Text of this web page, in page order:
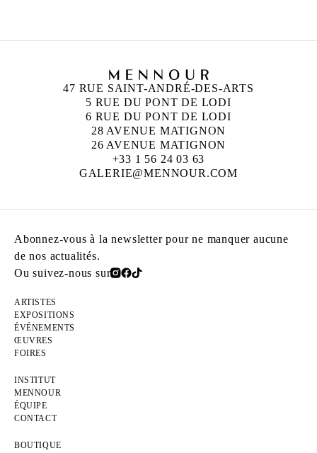
47 RUE SAINT-ANDRÉ-DES-ARTS
5 RUE DU PONT DE LODI
6 RUE DU PONT DE LODI
28 AVENUE MATIGNON
26 AVENUE MATIGNON
+33 1 56 24 03 63
GALERIE@MENNOUR.COM
Abonnez-vous à la newsletter pour ne manquer aucune
de nos actualités.
Ou suivez-nous sur
ARTISTES
EXPOSITIONS
ÉVÉNEMENTS
ŒUVRES
FOIRES
INSTITUT
MENNOUR
ÉQUIPE
CONTACT
BOUTIQUE